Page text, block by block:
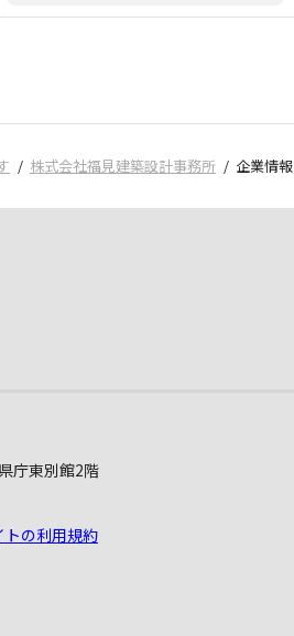
株式会社福見建築設計事務所 企業情報
庁東別館2階
トの利用規約